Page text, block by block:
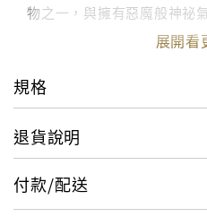
物之一，與擁有惡魔般神祕
氣質的度天涯齊名的陽光牛
沒想到，人家小女生不顧一
交往過這件事都忘記一乾二
■作者簡介
展開看
規格
退貨說明
付款/配送